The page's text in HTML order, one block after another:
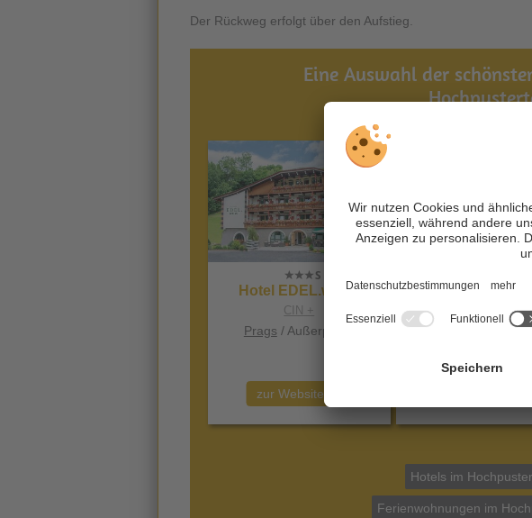
Der Rückweg erfolgt über den Aufstieg.
Eine Auswahl der
Hotel EDEL.weiss
CIN +
Prags / Außerprags
zur Website
Rainerhof
Niederdorf
Hotels im
Ferienwohnungen im